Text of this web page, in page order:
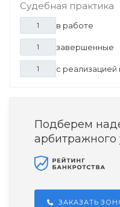
Судебная практика
1 в работе
1 завершенные
1 с
Подберем
ЗАКАЗАТЬ